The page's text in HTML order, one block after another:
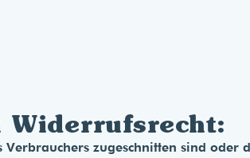
Widerrufsrecht:
zugeschnitten sind